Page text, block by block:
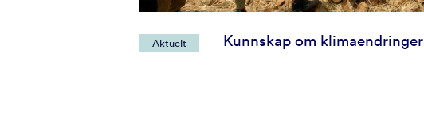
Aktuelt Kunnskap om klimaendringer